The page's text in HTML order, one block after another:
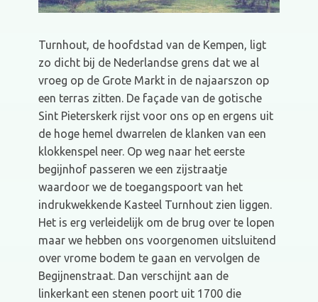
Turnhout, de hoofdstad van de Kempen, ligt
zo dicht bij de Nederlandse grens dat we al
vroeg op de Grote Markt in de najaarszon op
een terras zitten. De façade van de gotische
Sint Pieterskerk rijst voor ons op en ergens uit
de hoge hemel dwarrelen de klanken van een
klokkenspel neer. Op weg naar het eerste
begijnhof passeren we een zijstraatje
waardoor we de toegangspoort van het
indrukwekkende Kasteel Turnhout zien liggen.
Het is erg verleidelijk om de brug over te lopen
maar we hebben ons voorgenomen uitsluitend
over vrome bodem te gaan en vervolgen de
Begijnenstraat. Dan verschijnt aan de
linkerkant een stenen poort uit 1700 die